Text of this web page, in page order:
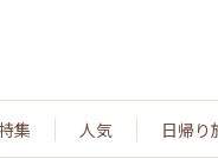
集 人気 日帰り